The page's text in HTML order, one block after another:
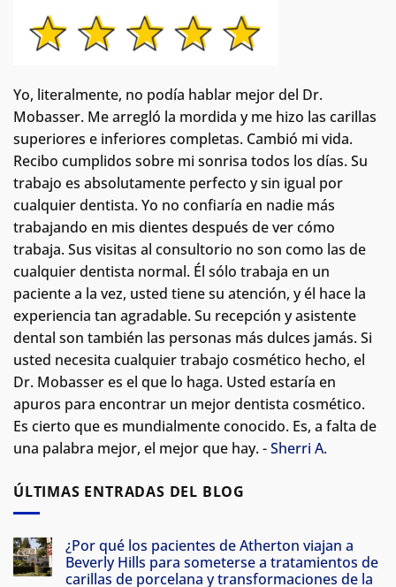
Yo, literalmente, no podía hablar mejor del Dr.
Mobasser. Me arregló la mordida y me hizo las carillas
superiores e inferiores completas. Cambió mi vida.
Recibo cumplidos sobre mi sonrisa todos los días. Su
trabajo es absolutamente perfecto y sin igual por
cualquier dentista. Yo no confiaría en nadie más
trabajando en mis dientes después de ver cómo
trabaja. Sus visitas al consultorio no son como las de
cualquier dentista normal. Él sólo trabaja en un
paciente a la vez, usted tiene su atención, y él hace la
experiencia tan agradable. Su recepción y asistente
dental son también las personas más dulces jamás. Si
usted necesita cualquier trabajo cosmético hecho, el
Dr. Mobasser es el que lo haga. Usted estaría en
apuros para encontrar un mejor dentista cosmético.
Es cierto que es mundialmente conocido. Es, a falta de
una palabra mejor, el mejor que hay. -Sherri A.
ÚLTIMAS ENTRADAS DEL BLOG
¿Por qué los pacientes de Atherton viajan a
Beverly Hills para someterse a tratamientos de
carillas de porcelana y transformaciones de la